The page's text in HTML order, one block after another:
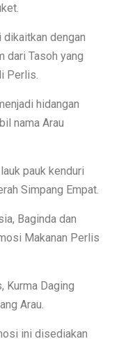
dikaitkan dengan
dari Tasoh yang
Perlis.
hidangan
nama Arau
pauk kenduri
Simpang Empat.
Baginda dan
Makanan Perlis
Kurma Daging
Arau.
ini disediakan